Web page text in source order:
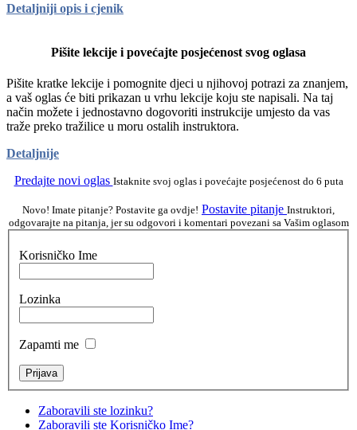
Detaljniji opis i cjenik
Pišite lekcije i povećajte posjećenost svog oglasa
Pišite kratke lekcije i pomognite djeci u njihovoj potrazi za znanjem,
a vaš oglas će biti prikazan u vrhu lekcije koju ste napisali. Na taj
način možete i jednostavno dogovoriti instrukcije umjesto da vas
traže preko tražilice u moru ostalih instruktora.
Detaljnije
Predajte novi oglas Istaknite svoj oglas i povećajte posjećenost do 6 puta
Novo! Imate pitanje? Postavite ga ovdje! Postavite pitanje Instruktori,
odgovarajte na pitanja, jer su odgovori i komentari povezani sa Vašim oglasom
Korisničko Ime
Lozinka
Zapamti me
Zaboravili ste lozinku?
Zaboravili ste Korisničko Ime?